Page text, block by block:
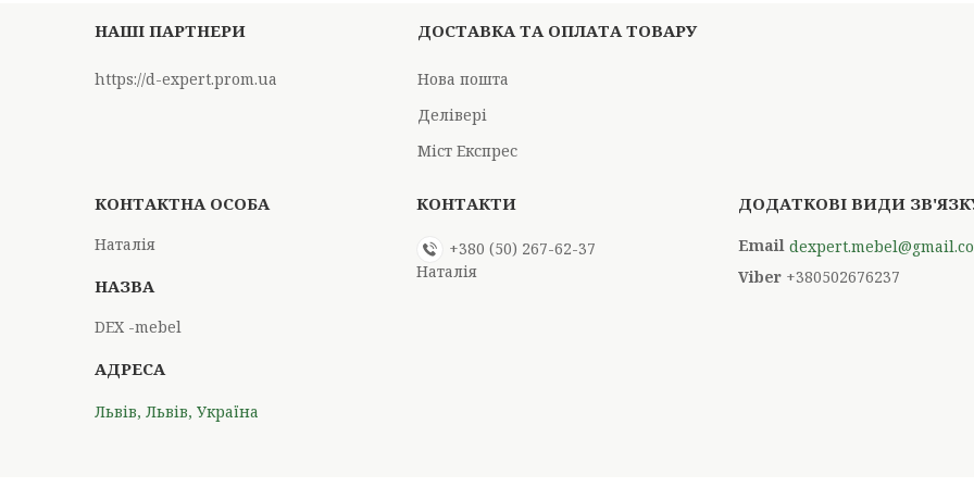
НАШІ ПАРТНЕРИ
https://d-expert.prom.ua
ДОСТАВКА ТА ОПЛАТА ТОВАРУ
Нова пошта
Делівері
Міст Експрес
Наталія
DEX -mebel
Львів, Львів, Україна
+380 (50) 267-62-37
Наталія
+380502676237